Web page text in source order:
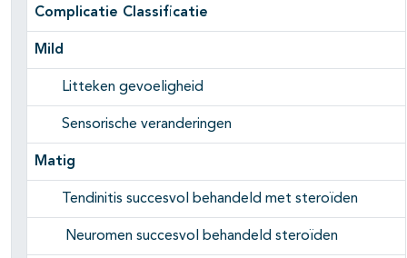
Complicatie Classificatie
Mild
Litteken gevoeligheid
Sensorische veranderingen
Matig
Tendinitis succesvol behandeld met steroïden
Neuromen succesvol behandeld steroïden